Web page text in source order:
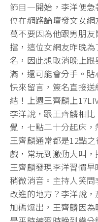
節目一開始，李洋便
位在網路論壇發文女
萬不要因為他跟男朋
擋，這位女網友昨晚
名，因此想取消晚上
滿，還可能會分手。
快來留言，簽名直接
結！上週王齊麟上
李洋說，跟王齊麟相
覺，七點二十分起床
王齊麟通常都是12點
戲，常玩到激動大叫
王齊麟發現李洋習慣
稍微消音。主持人笑
改進的地方？李洋說
加碼爆出，王齊麟因